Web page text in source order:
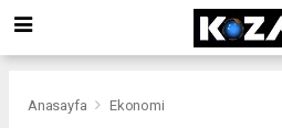
Anasayfa Ekonomi